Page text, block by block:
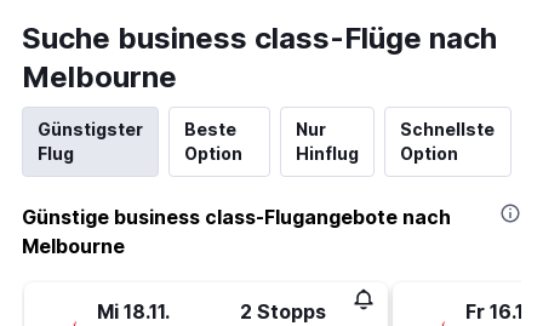
Suche business class-Flüge nach
Melbourne
Günstigster
Flug
Beste
Option
Nur
Hinflug
Schnellste
Option
Günstige business class-Flugangebote nach
Melbourne
Mi 18.11. 2 Stopps Fr 16.10.